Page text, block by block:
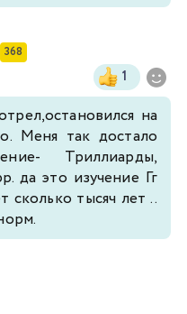
368
1
на
Меня так достало
Триллиарды,
да это изучение Гг
сколько тысяч лет ..